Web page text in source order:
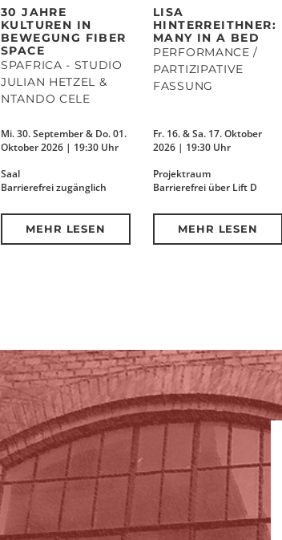
30 JAHRE
KULTUREN IN
BEWEGUNG FIBER
SPACE
SPAFRICA - STUDIO
JULIAN HETZEL &
NTANDO CELE
Mi. 30. September & Do. 01.
Oktober 2026 | 19:30 Uhr
Saal
Barrierefrei zugänglich
MEHR LESEN
LISA
HINTERREITHNER:
MANY IN A BED
PERFORMANCE /
PARTIZIPATIVE
FASSUNG
Fr. 16. & Sa. 17. Oktober
2026 | 19:30 Uhr
Projektraum
Barrierefrei über Lift D
MEHR LESEN